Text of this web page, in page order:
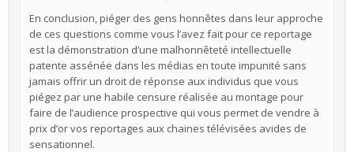
En conclusion, piéger des gens honnêtes dans leur approche
de ces questions comme vous l’avez fait pour ce reportage
est la démonstration d’une malhonnêteté intellectuelle
patente assénée dans les médias en toute impunité sans
jamais offrir un droit de réponse aux individus que vous
piégez par une habile censure réalisée au montage pour
faire de l’audience prospective qui vous permet de vendre à
prix d’or vos reportages aux chaines télévisées avides de
sensationnel.